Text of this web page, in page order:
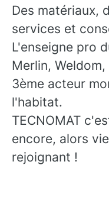
Des matériaux,
services et
L'enseigne pro
Merlin,
3ème acteur
l'habitat.
TECNOMAT
encore, alors
rejoignant !